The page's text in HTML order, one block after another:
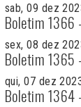
sab, 09 dez
Boletim 1366
sex, 08 dez
Boletim 1365
qui, 07 dez
Boletim 1364